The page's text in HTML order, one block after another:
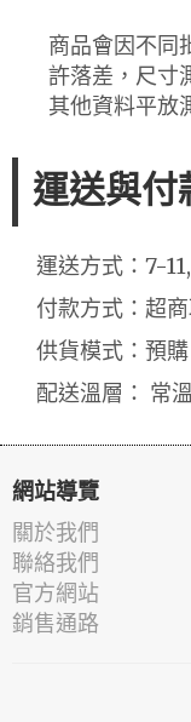
商品會因不同
許落差，尺寸
其他資料平放
運送與付
運送方式：7-
付款方式：超
供貨模式：預購
配送溫層： 常溫
網站導覽
關於我們
聯絡我們
官方網站
銷售通路